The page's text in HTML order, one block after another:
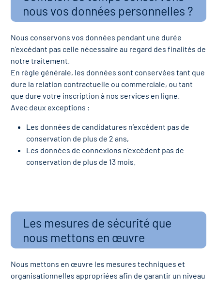
nous vos données personnelles ?
Nous conservons vos données pendant une durée
n’excédant pas celle nécessaire au regard des finalités de
notre traitement.
En règle générale, les données sont conservées tant que
dure la relation contractuelle ou commerciale, ou tant
que dure votre inscription à nos services en ligne.
Avec deux exceptions :
Les données de candidatures n’excédent pas de
conservation de plus de 2 ans,
Les données de connexions n’excèdent pas de
conservation de plus de 13 mois.
Les mesures de sécurité que
nous mettons en œuvre
Nous mettons en œuvre les mesures techniques et
organisationnelles appropriées afin de garantir un niveau